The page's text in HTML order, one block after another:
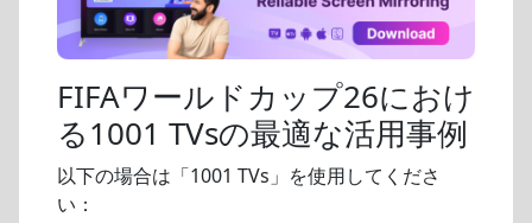
FIFAワールドカップ26におけ
る1001 TVsの最適な活用事例
以下の場合は「1001 TVs」を使用してくださ
い：